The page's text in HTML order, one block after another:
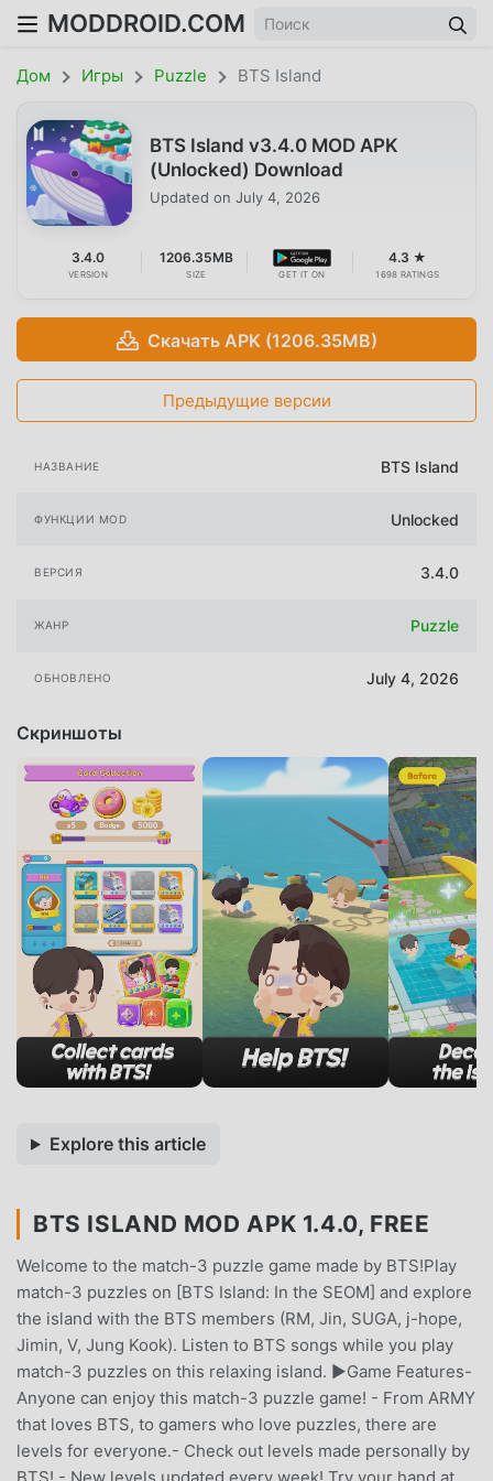
MODDROID.COM
Дом Игры Puzzle BTS Island
BTS Island v3.4.0 MOD APK
(Unlocked) Download
Updated on July 4, 2026
3.4.0
VERSION
1206.35MB
SIZE GET IT ON
4.3 ★
1698 RATINGS
Скачать APK (1206.35MB)
Предыдущие версии
НАЗВАНИЕ BTS Island
ФУНКЦИИ MOD Unlocked
ВЕРСИЯ 3.4.0
ЖАНР Puzzle
ОБНОВЛЕНО July 4, 2026
Скриншоты
Explore this article
BTS ISLAND MOD APK 1.4.0, FREE
Welcome to the match-3 puzzle game made by BTS!Play
match-3 puzzles on [BTS Island: In the SEOM] and explore
the island with the BTS members (RM, Jin, SUGA, j-hope,
Jimin, V, Jung Kook). Listen to BTS songs while you play
match-3 puzzles on this relaxing island. ▶Game Features-
Anyone can enjoy this match-3 puzzle game! - From ARMY
that loves BTS, to gamers who love puzzles, there are
levels for everyone.- Check out levels made personally by